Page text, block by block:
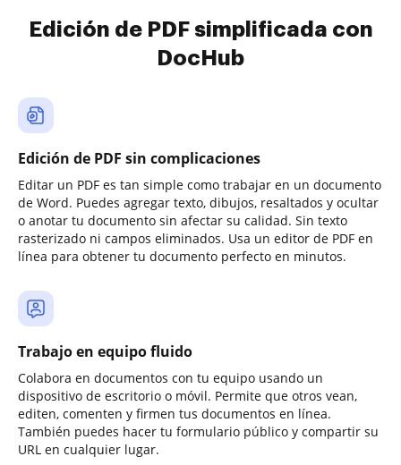
Edición de PDF simplificada con
DocHub
Edición de PDF sin complicaciones
Editar un PDF es tan simple como trabajar en un documento
de Word. Puedes agregar texto, dibujos, resaltados y ocultar
o anotar tu documento sin afectar su calidad. Sin texto
rasterizado ni campos eliminados. Usa un editor de PDF en
línea para obtener tu documento perfecto en minutos.
Trabajo en equipo fluido
Colabora en documentos con tu equipo usando un
dispositivo de escritorio o móvil. Permite que otros vean,
editen, comenten y firmen tus documentos en línea.
También puedes hacer tu formulario público y compartir su
URL en cualquier lugar.